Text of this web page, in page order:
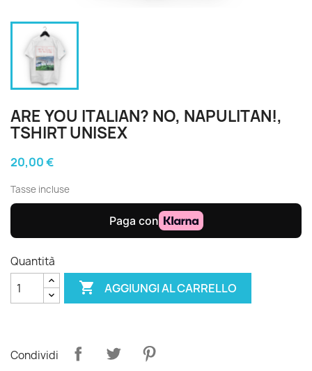
ARE YOU ITALIAN? NO, NAPULITAN!,
TSHIRT UNISEX
20,00 €
Tasse incluse
Quantità
 AGGIUNGI AL CARRELLO
Condividi